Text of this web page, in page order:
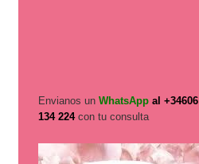
Envianos un WhatsAppal +34606
134 224 con tu consulta